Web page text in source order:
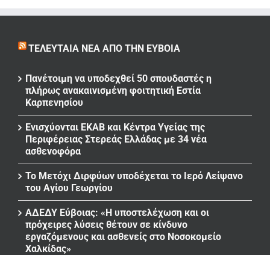
ΤΕΛΕΥΤΑΊΑ ΝΈΑ ΑΠΌ ΤΗΝ ΕΎΒΟΙΑ
Πανέτοιμη να υποδεχθεί 50 σπουδαστές η
πλήρως ανακαινισμένη φοιτητική Εστία
Καρπενησίου
Ενισχύονται ΕΚΑΒ και Κέντρα Υγείας της
Περιφέρειας Στερεάς Ελλάδας με 34 νέα
ασθενοφόρα
Το Μετόχι Διρφύων υποδέχεται το Ιερό Λείψανο
του Αγίου Γεωργίου
ΑΔΕΔΥ Εύβοιας: «Η υποστελέχωση και οι
πρόχειρες λύσεις θέτουν σε κίνδυνο
εργαζόμενους και ασθενείς στο Νοσοκομείο
Χαλκίδας»